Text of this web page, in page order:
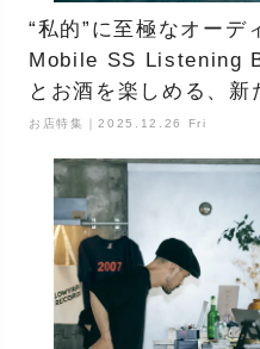
“私的”に至極なオー
Mobile SS Listening
とお酒を楽しめる、新
お店特集｜2025.12.26 Fri